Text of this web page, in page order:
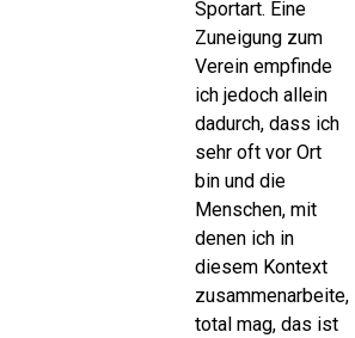
Sportart. Eine
Zuneigung zum
Verein empfinde
ich jedoch allein
dadurch, dass ich
sehr oft vor Ort
bin und die
Menschen, mit
denen ich in
diesem Kontext
zusammenarbeite,
total mag, das ist